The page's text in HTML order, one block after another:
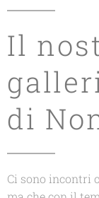
Il
di
Ci sono incontri